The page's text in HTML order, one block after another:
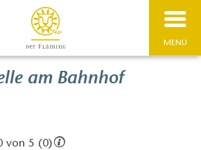
MENÜ
am Bahnhof
von 5 (0)